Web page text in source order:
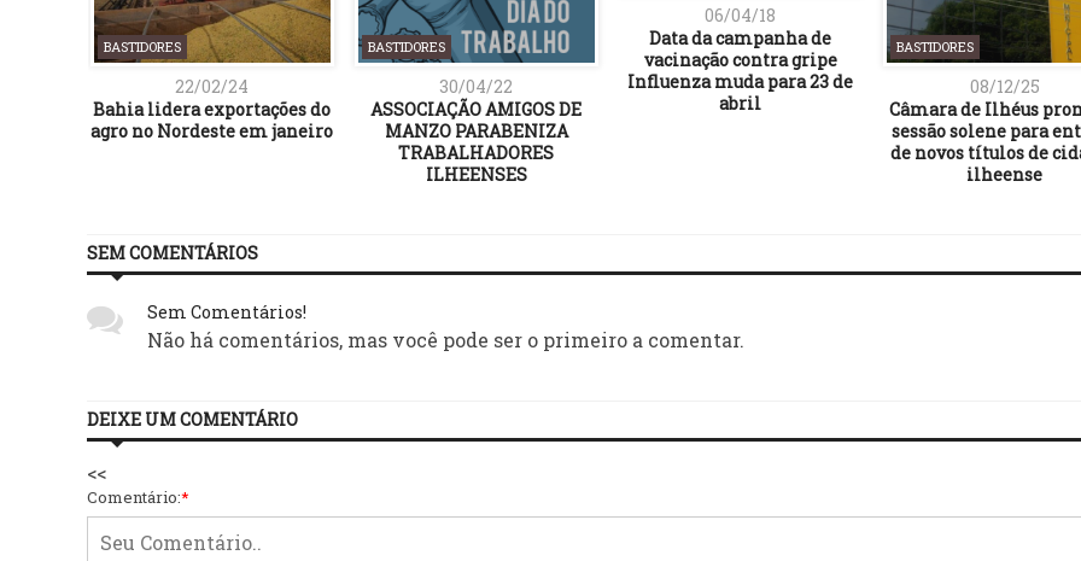
BASTIDORES
22/02/24
Bahia lidera exportações do
agro no Nordeste em janeiro
BASTIDORES
30/04/22
ASSOCIAÇÃO AMIGOS DE
MANZO PARABENIZA
TRABALHADORES
ILHEENSES
06/04/18
Data da campanha de
vacinação contra gripe
Influenza muda para 23 de
abril
BASTIDORES
08/12/25
Câmara de Ilhéus
sessão solene para
de novos títulos de
ilheense
SEM COMENTÁRIOS
Sem Comentários!
Não há comentários, mas você pode ser o primeiro a comentar.
DEIXE UM COMENTÁRIO
<<
Comentário:*